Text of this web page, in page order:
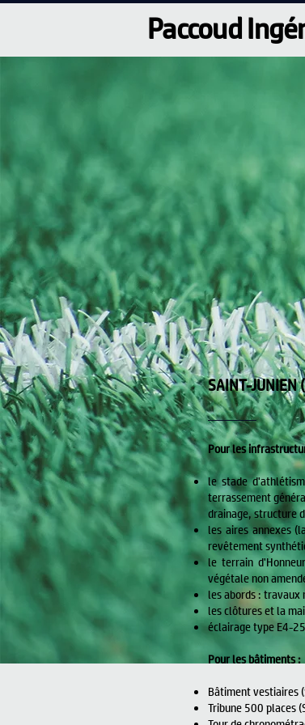
Paccoud
SAINT-
Pour les
le stade
terrassement
drainage, structure
les aires annexes
revêtement
le terrain
végétale non
les abords :
les clôtures et la
éclairage type E4-
Pour les bâtiments :
Bâtiment vestiaires
Tribune 500 places